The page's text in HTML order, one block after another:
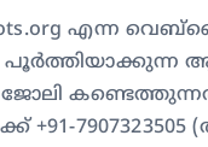
എന്ന
7907323505